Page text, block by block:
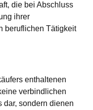
die bei Abschluss
ihrer
beruflichen Tätigkeit
enthaltenen
verbindlichen
dar, sondern dienen